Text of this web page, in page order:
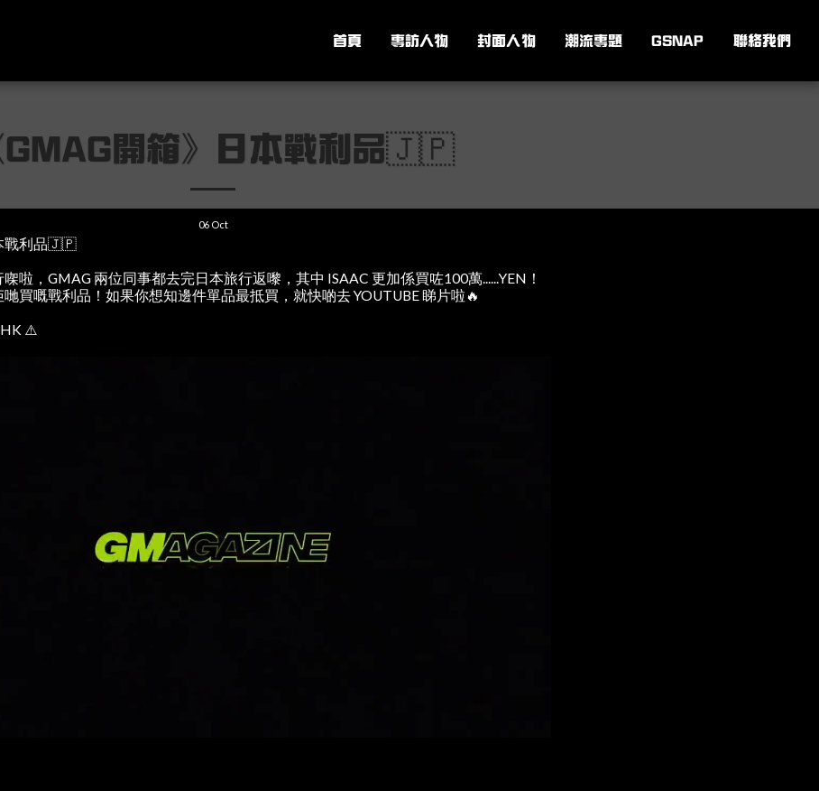
首頁 專訪人物 封面人物 潮流專題 GSNAP 聯絡我們
GMAG開箱》日本戰利品🇯🇵
06 Oct
戰利品🇯🇵
啦，GMAG 兩位同事都去完日本旅行返嚟，其中 ISAAC 更加係買咗100萬......YEN！
買嘅戰利品！如果你想知邊件單品最抵買，就快啲去 YOUTUBE 睇片啦🔥
HK ⚠️